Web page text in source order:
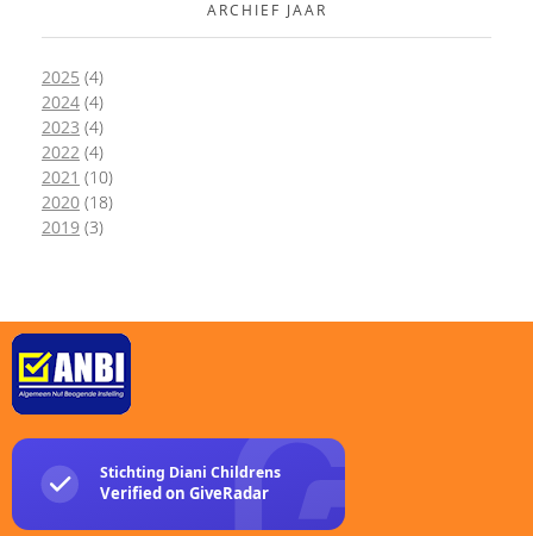
ARCHIEF JAAR
2025 (4)
2024 (4)
2023 (4)
2022 (4)
2021 (10)
2020 (18)
2019 (3)